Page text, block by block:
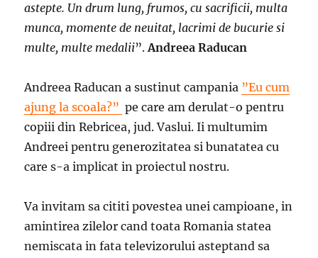
astepte. Un drum lung, frumos, cu sacrificii, multa
munca, momente de neuitat, lacrimi de bucurie si
multe, multe medalii”.Andreea Raducan
Andreea Raducan a sustinut campania ”Eu cum
ajung la scoala?” pe care am derulat-o pentru
copiii din Rebricea, jud. Vaslui. Ii multumim
Andreei pentru generozitatea si bunatatea cu
care s-a implicat in proiectul nostru.
Va invitam sa cititi povestea unei campioane, in
amintirea zilelor cand toata Romania statea
nemiscata in fata televizorului asteptand sa